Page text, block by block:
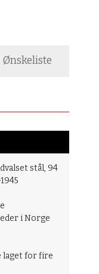
Ønskeliste
stål, 94
i Norge
laget for fire